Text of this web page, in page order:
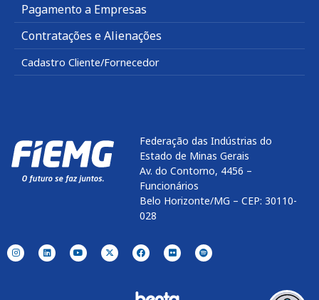
Pagamento a Empresas
Contratações e Alienações
Cadastro Cliente/Fornecedor
Federação das Indústrias do
Estado de Minas Gerais
Av. do Contorno, 4456 –
Funcionários
Belo Horizonte/MG – CEP: 30110-
028